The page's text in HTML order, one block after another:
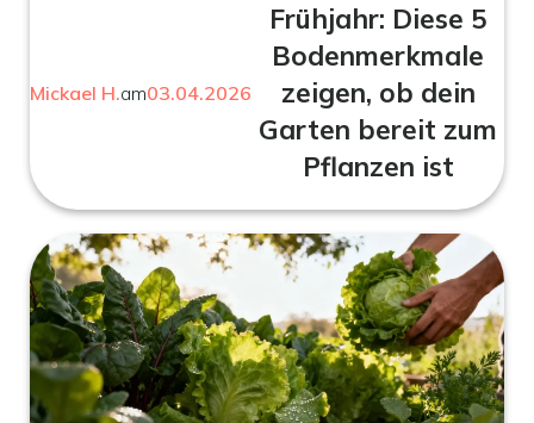
Mickael H.am03.04.2026
Frühjahr: Diese 5
Bodenmerkmale
zeigen, ob dein
Garten bereit zum
Pflanzen ist